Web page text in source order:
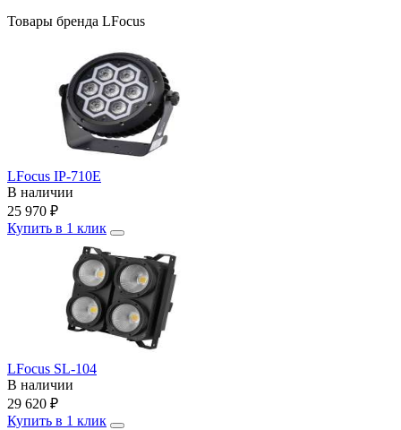
Товары бренда LFocus
LFocus IP-710E
В наличии
25 970 ₽
Купить в 1 клик
LFocus SL-104
В наличии
29 620 ₽
Купить в 1 клик